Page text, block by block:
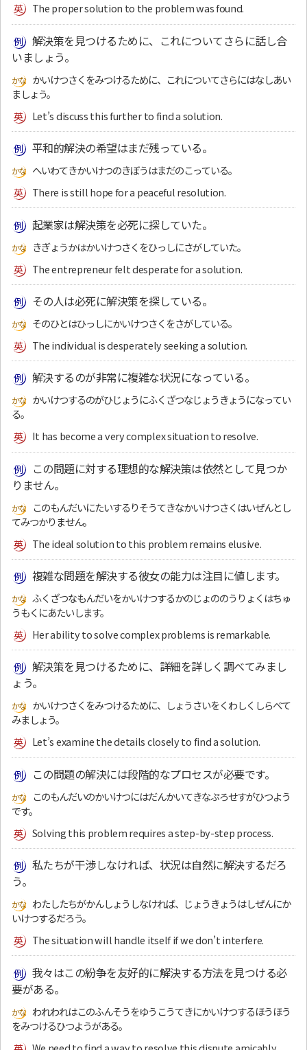
The proper solution to the problem was found.
解決策を見つけるために、これについてさらに話し合
いましょう。
かいけつさくをみつけるために、これについてさらにはなしあい
ましょう。
Let’s discuss this further to find a solution.
平和的解決の希望はまだ残っている。
へいわてきかいけつのきぼうはまだのこっている。
There is still hope for a peaceful resolution.
起業家は解決策を必死に探していた。
きぎょうかはかいけつさくをひっしにさがしていた。
The entrepreneur felt desperate for a solution.
その人は必死に解決策を探している。
そのひとはひっしにかいけつさくをさがしている。
The individual is desperately seeking a solution.
解決するのが非常に複雑な状況になっている。
かいけつするのがひじょうにふくざつなじょうきょうになってい
る。
It has become a very complex situation to resolve.
この問題に対する理想的な解決策は依然として見つか
りません。
このもんだいにたいするりそうてきなかいけつさくはいぜんとし
てみつかりません。
The ideal solution to this problem remains elusive.
複雑な問題を解決する彼女の能力は注目に値します。
ふくざつなもんだいをかいけつするかのじょののうりょくはちゅ
うもくにあたいします。
Her ability to solve complex problems is remarkable.
解決策を見つけるために、詳細を詳しく調べてみまし
ょう。
かいけつさくをみつけるために、しょうさいをくわしくしらべて
みましょう。
Let’s examine the details closely to find a solution.
この問題の解決には段階的なプロセスが必要です。
このもんだいのかいけつにはだんかいてきなぷろせすがひつよう
です。
Solving this problem requires a step-by-step process.
私たちが干渉しなければ、状況は自然に解決するだろ
う。
わたしたちがかんしょうしなければ、じょうきょうはしぜんにか
いけつするだろう。
The situation will handle itself if we don’t interfere.
我々はこの紛争を友好的に解決する方法を見つける必
要がある。
われわれはこのふんそうをゆうこうてきにかいけつするほうほう
をみつけるひつようがある。